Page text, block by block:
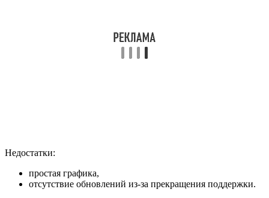
Недостатки:
простая графика,
отсутствие обновлений из-за прекращения поддержки.